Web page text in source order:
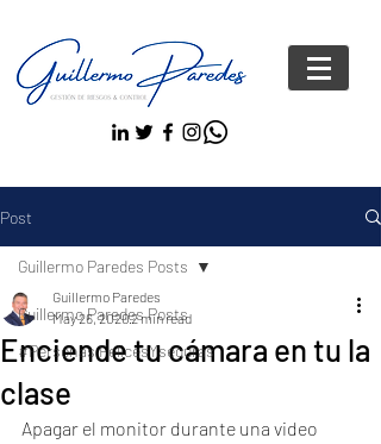
Post
Guillermo Paredes Posts
#Personas FelicesYseguras
Guillermo Paredes Posts
Enciende tu cámara en tu la
clase
Guillermo Paredes
May 26, 20202 min read
Apagar el monitor durante una video